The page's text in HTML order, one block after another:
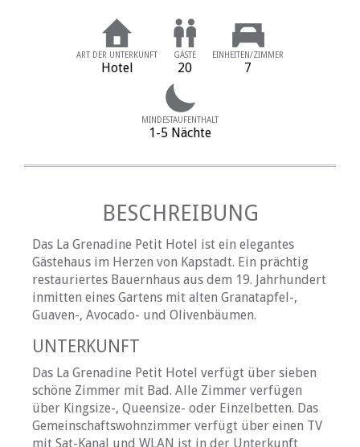
ART DER UNTERKUNFT
Hotel
GÄSTE
20
EINHEITEN/ZIMMER
7
MINDESTAUFENTHALT
1-5 Nächte
BESCHREIBUNG
Das La Grenadine Petit Hotel ist ein elegantes
Gästehaus im Herzen von Kapstadt. Ein prächtig
restauriertes Bauernhaus aus dem 19. Jahrhundert
inmitten eines Gartens mit alten Granatapfel-,
Guaven-, Avocado- und Olivenbäumen.
UNTERKUNFT
Das La Grenadine Petit Hotel verfügt über sieben
schöne Zimmer mit Bad. Alle Zimmer verfügen
über Kingsize-, Queensize- oder Einzelbetten. Das
Gemeinschaftswohnzimmer verfügt über einen TV
mit Sat-Kanal und WLAN ist in der Unterkunft